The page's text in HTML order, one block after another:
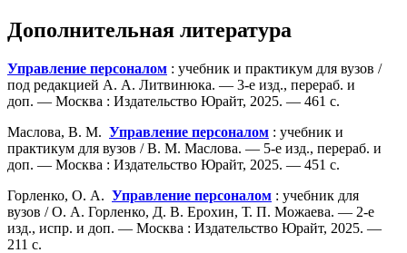
Дополнительная литература
Управление персоналом : учебник и практикум для вузов /
под редакцией А. А. Литвинюка. — 3-е изд., перераб. и
доп. — Москва : Издательство Юрайт, 2025. — 461 с.
Маслова, В. М. Управление персоналом : учебник и
практикум для вузов / В. М. Маслова. — 5-е изд., перераб. и
доп. — Москва : Издательство Юрайт, 2025. — 451 с.
Горленко, О. А. Управление персоналом : учебник для
вузов / О. А. Горленко, Д. В. Ерохин, Т. П. Можаева. — 2-е
изд., испр. и доп. — Москва : Издательство Юрайт, 2025. —
211 с.